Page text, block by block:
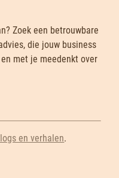
Zoek een betrouwbare
die jouw business
met je meedenkt over
en verhalen.